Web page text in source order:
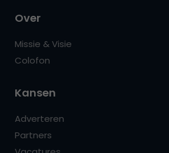
Over
Missie & Visie
Colofon
Kansen
Adverteren
Partners